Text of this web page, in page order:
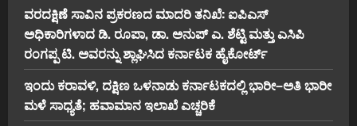
ವರದಕ್ಷಿಣೆ ಸಾವಿನ ಪ್ರಕರಣದ ಮಾದರಿ ತನಿಖೆ: ಐಪಿಎಸ್
ಅಧಿಕಾರಿಗಳಾದ ಡಿ. ರೂಪಾ, ಡಾ. ಅನುಪ್ ಎ. ಶೆಟ್ಟಿ ಮತ್ತು ಎಸಿಪಿ
ರಂಗಪ್ಪ ಟಿ. ಅವರನ್ನು ಶ್ಲಾಘಿಸಿದ ಕರ್ನಾಟಕ ಹೈಕೋರ್ಟ್
ಇಂದು ಕರಾವಳಿ, ದಕ್ಷಿಣ ಒಳನಾಡು ಕರ್ನಾಟಕದಲ್ಲಿ ಭಾರೀ–ಅತಿ ಭಾರೀ
ಮಳೆ ಸಾಧ್ಯತೆ; ಹವಾಮಾನ ಇಲಾಖೆ ಎಚ್ಚರಿಕೆ